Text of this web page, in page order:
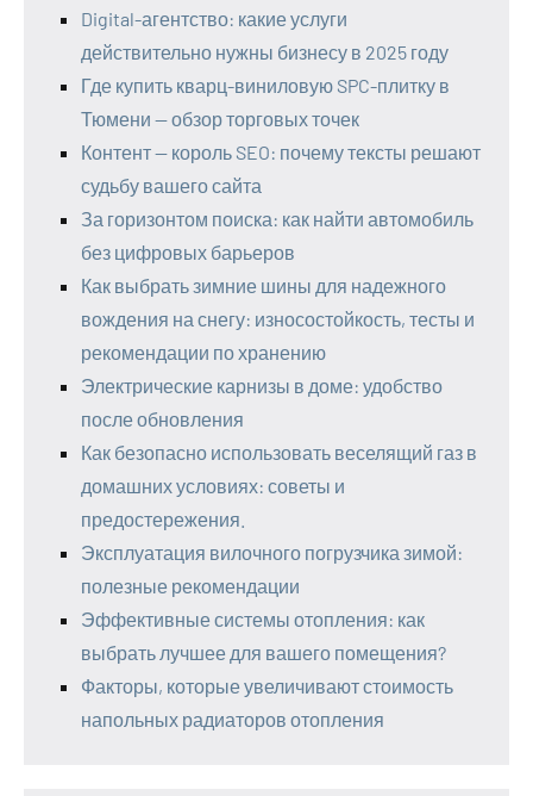
Digital-агентство: какие услуги
действительно нужны бизнесу в 2025 году
Где купить кварц-виниловую SPC-плитку в
Тюмени — обзор торговых точек
Контент — король SEO: почему тексты решают
судьбу вашего сайта
За горизонтом поиска: как найти автомобиль
без цифровых барьеров
Как выбрать зимние шины для надежного
вождения на снегу: износостойкость, тесты и
рекомендации по хранению
Электрические карнизы в доме: удобство
после обновления
Как безопасно использовать веселящий газ в
домашних условиях: советы и
предостережения.
Эксплуатация вилочного погрузчика зимой:
полезные рекомендации
Эффективные системы отопления: как
выбрать лучшее для вашего помещения?
Факторы, которые увеличивают стоимость
напольных радиаторов отопления